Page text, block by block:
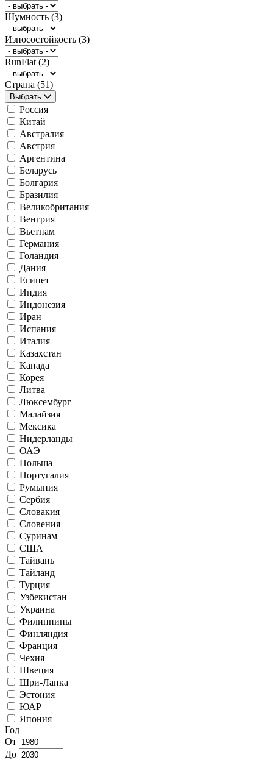
Шумность (3)
Износостойкость (3)
RunFlat (2)
Страна (51)
Выбрать
Россия
Китай
Австралия
Австрия
Аргентина
Беларусь
Болгария
Бразилия
Великобритания
Венгрия
Вьетнам
Германия
Голандия
Дания
Египет
Индия
Индонезия
Иран
Испания
Италия
Казахстан
Канада
Корея
Литва
Люксембург
Малайзия
Мексика
Нидерланды
ОАЭ
Польша
Португалия
Румыния
Сербия
Словакия
Словения
Суринам
США
Тайвань
Тайланд
Турция
Узбекистан
Украина
Филиппины
Финляндия
Франция
Чехия
Швеция
Шри-Ланка
Эстония
ЮАР
Япония
Год
От
До